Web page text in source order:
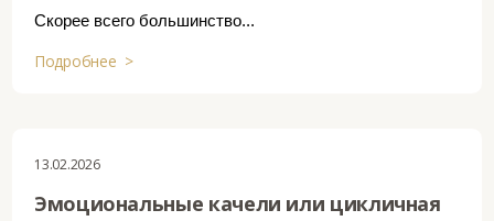
Скорее всего большинство...
Подробнее >
13.02.2026
Эмоциональные качели или цикличная